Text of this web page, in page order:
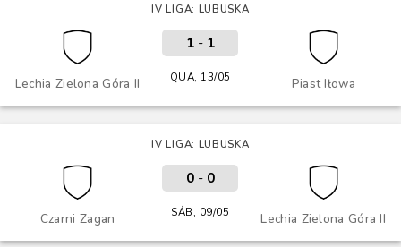
IV LIGA: LUBUSKA
Lechia Zielona Góra II Piast Iłowa
1- 1
QUA, 13/05
IV LIGA: LUBUSKA
Czarni Zagan Lechia Zielona Góra II
0- 0
SÁB, 09/05